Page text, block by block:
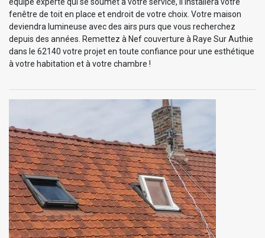
fenêtre de toit en place et endroit de votre choix. Votre maison
deviendra lumineuse avec des airs purs que vous recherchez
depuis des années. Remettez à Nef couverture à Raye Sur Authie
dans le 62140 votre projet en toute confiance pour une esthétique
à votre habitation et à votre chambre !